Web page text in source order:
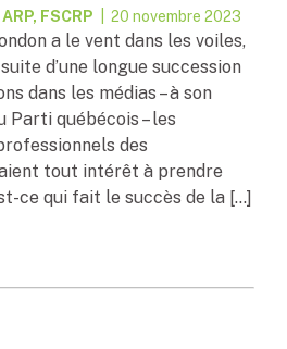
FSCRP | 20 novembre 2023
a le vent dans les voiles,
d’une longue succession
dans les médias – à son
Parti québécois – les
des
tout intérêt à prendre
ce qui fait le succès de la […]